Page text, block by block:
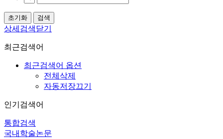
상세검색닫기
최근검색어
최근검색어 옵션
전체삭제
자동저장끄기
인기검색어
통합검색
국내학술논문